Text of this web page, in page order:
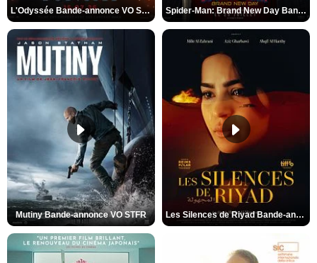
L'Odyssée Bande-annonce VO STFR Spider-Man: Brand New Day Bande-annonce VO STFR
Mutiny Bande-annonce VO STFR Les Silences de Riyad Bande-annonce VO STFR